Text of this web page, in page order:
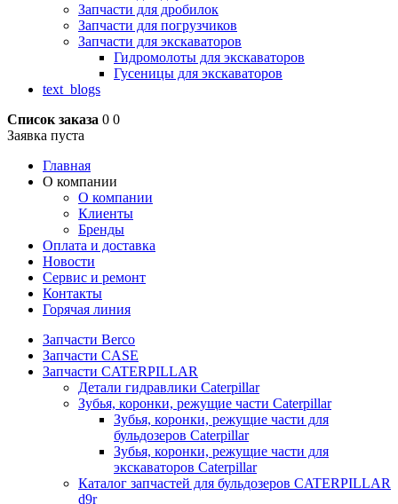
Запчасти для дробилок
Запчасти для погрузчиков
Запчасти для экскаваторов
Гидромолоты для экскаваторов
Гусеницы для экскаваторов
text_blogs
Список заказа 0 0
Заявка пуста
Главная
О компании
О компании
Клиенты
Бренды
Оплата и доставка
Новости
Сервис и ремонт
Контакты
Горячая линия
Запчасти Berco
Запчасти CASE
Запчасти CATERPILLAR
Детали гидравлики Caterpillar
Зубья, коронки, режущие части Caterpillar
Зубья, коронки, режущие части для
бульдозеров Caterpillar
Зубья, коронки, режущие части для
экскаваторов Caterpillar
Каталог запчастей для бульдозеров CATERPILLAR
d9r